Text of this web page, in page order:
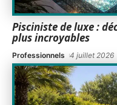
Pisciniste de luxe :
plus incroyables
Professionnels 4 juillet 2026